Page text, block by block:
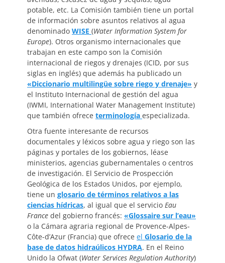
potable, etc. La Comisión también tiene un portal
de información sobre asuntos relativos al agua
denominado WISE (Water Information System for
Europe). Otros organismo internacionales que
trabajan en este campo son la Comisión
internacional de riegos y drenajes (ICID, por sus
siglas en inglés) que además ha publicado un
«Diccionario multilingüe sobre riego y drenaje» y
el Instituto Internacional de gestión del agua
(IWMI, International Water Management Institute)
que también ofrece terminología especializada.
Otra fuente interesante de recursos
documentales y léxicos sobre agua y riego son las
páginas y portales de los gobiernos, léase
ministerios, agencias gubernamentales o centros
de investigación. El Servicio de Prospección
Geológica de los Estados Unidos, por ejemplo,
tiene un glosario de términos relativos a las
ciencias hídricas, al igual que el servicio Eau
France del gobierno francés: «Glossaire sur l’eau»
o la Cámara agraria regional de Provence-Alpes-
Côte-d’Azur (Francia) que ofrece el Glosario de la
base de datos hidraúlicos HYDRA. En el Reino
Unido la Ofwat (Water Services Regulation Authority)